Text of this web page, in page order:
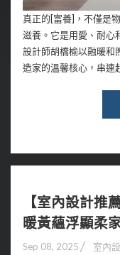
真正的[富養]，不僅是
滋養。它是用愛、耐心
設計師胡橋榆以融暖和
造家的溫馨核心，串連
【室內設計推
暖黃蘊浮顯柔
Sep 08, 2025 室內